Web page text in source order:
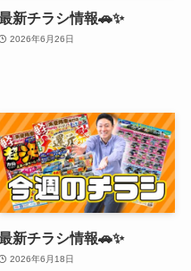
新チラシ情報🚗✨
2026年6月26日
新チラシ情報🚗✨
2026年6月18日